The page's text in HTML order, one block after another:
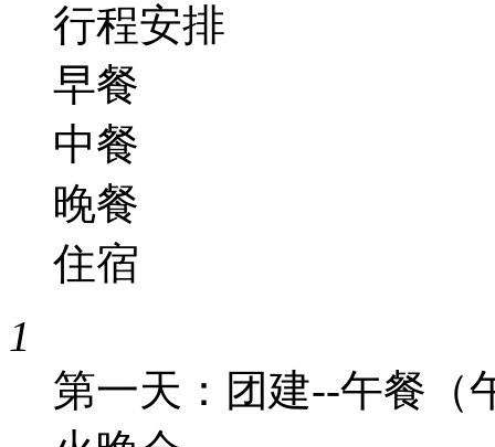
行程安排
早餐
中餐
晚餐
住宿
1
第一天：团建--午餐（